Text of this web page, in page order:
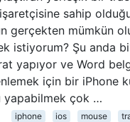
sahip
gerçekten mümkün
istiyorum? Şu anda
yapıyor ve Word
için bir iPhone
yapabilmek çok …
iphone ios mouse